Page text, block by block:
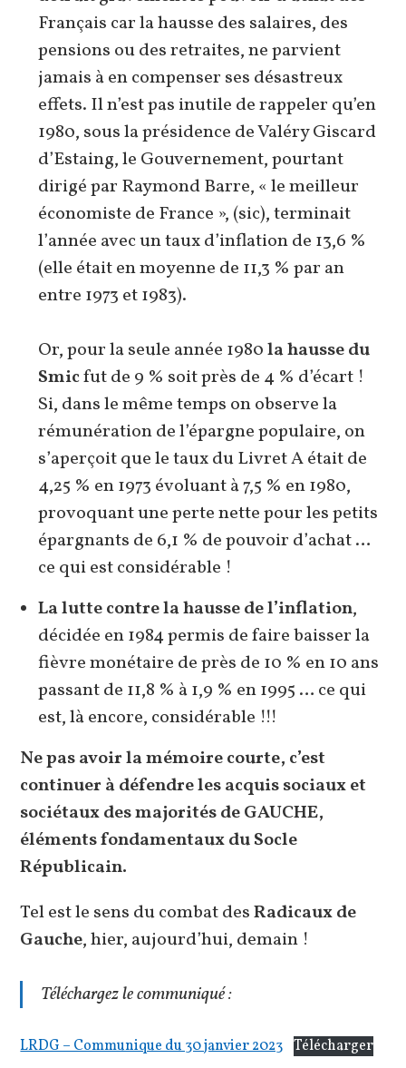
Français car la hausse des salaires, des
pensions ou des retraites, ne parvient
jamais à en compenser ses désastreux
effets. Il n’est pas inutile de rappeler qu’en
1980, sous la présidence de Valéry Giscard
d’Estaing, le Gouvernement, pourtant
dirigé par Raymond Barre, « le meilleur
économiste de France », (sic), terminait
l’année avec un taux d’inflation de 13,6 %
(elle était en moyenne de 11,3 % par an
entre 1973 et 1983).
Or, pour la seule année 1980la hausse du
Smicfut de 9 % soit près de 4 % d’écart !
Si, dans le même temps on observe la
rémunération de l’épargne populaire, on
s’aperçoit que le taux du Livret A était de
4,25 % en 1973 évoluant à 7,5 % en 1980,
provoquant une perte nette pour les petits
épargnants de 6,1 % de pouvoir d’achat …
ce qui est considérable !
La lutte contre la hausse de l’inflation,
décidée en 1984 permis de faire baisser la
fièvre monétaire de près de 10 % en 10 ans
passant de 11,8 % à 1,9 % en 1995 … ce qui
est, là encore, considérable !!!
Ne pas avoir la mémoire courte, c’est
continuer à défendre les acquis sociaux et
sociétaux des majorités de GAUCHE,
éléments fondamentaux du Socle
Républicain.
Tel est le sens du combat desRadicaux de
Gauche, hier, aujourd’hui, demain !
Téléchargez le communiqué :
LRDG – Communique du 30 janvier 2023 Télécharger